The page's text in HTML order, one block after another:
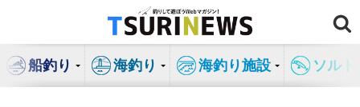
ン
船釣り 海釣り 海釣り施設 ソル